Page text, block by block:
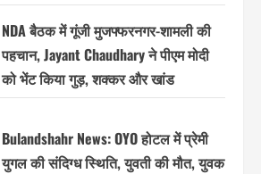
NDA बैठक में गूंजी मुजफ्फरनगर-शामली की
पहचान, Jayant Chaudhary ने पीएम मोदी
को भेंट किया गुड़, शक्कर और खांड
Bulandshahr News: OYO होटल में प्रेमी
युगल की संदिग्ध स्थिति, युवती की मौत, युवक